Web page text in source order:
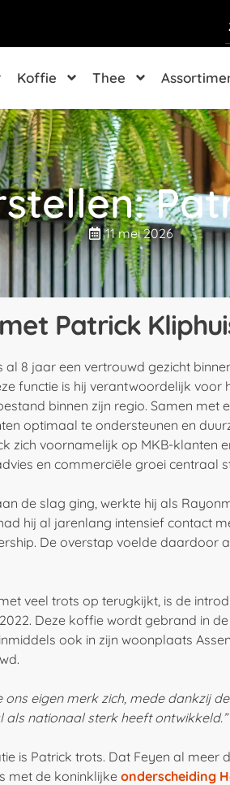
Koffie Thee
11 mei 2026
Patrick
al 8 jaar een vertrouwd gezicht
functie is hij verantwoordelijk voor
binnen zijn regio. Samen met
optimaal te ondersteunen en
zich voornamelijk op MKB-klanten
en commerciële groei centraal
de slag ging, werkte hij als
hij al jarenlang intensief contact
De overstap voelde daardoor
veel trots op terugkijkt, is de
Deze koffie wordt gebrand in
ook in zijn woonplaats
ons eigen merk zich, mede dankzij
nationaal sterk heeft ontwikkeld.”
is Patrick trots. Dat Feyen al meer
met de koninklijkeonderscheiding